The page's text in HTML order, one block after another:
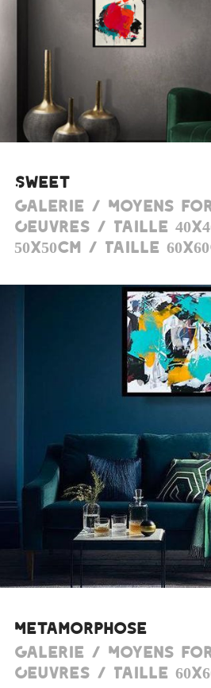
Sweet
Galerie / Moyens
Oeuvres / Taille
50x50cm / Taille
Metamorphose
Galerie / Moyens
Oeuvres / Taille